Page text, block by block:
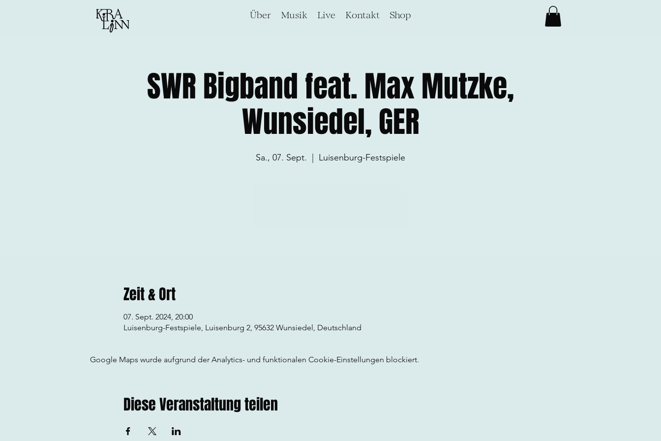
Über Musik Live Kontakt Shop
SWR Bigband feat. Max Mutzke,
Wunsiedel, GER
Sa., 07. Sept. Luisenburg-Festspiele
Zeit & Ort
07. Sept. 2024, 20:00
Luisenburg-Festspiele, Luisenburg 2, 95632 Wunsiedel, Deutschland
Google Maps wurde aufgrund der Analytics- und funktionalen Cookie-Einstellungen blockiert.
Diese Veranstaltung teilen